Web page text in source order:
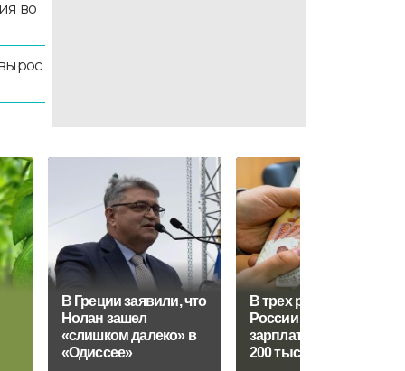
во
В Греции заявили, что
Нолан зашел
«слишком далеко» в
«Одиссее»
В трех регионах
России средняя
зарплата превысила
200 тысяч